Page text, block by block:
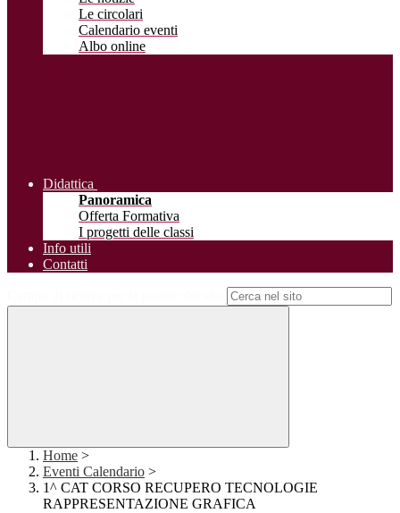
Le circolari
Calendario eventi
Albo online
Didattica
Panoramica
Offerta Formativa
I progetti delle classi
Info utili
Contatti
Home >
Eventi Calendario >
1^ CAT CORSO RECUPERO TECNOLOGIE
RAPPRESENTAZIONE GRAFICA